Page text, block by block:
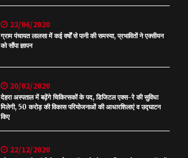
22/06/2020
ग्राम पंचायत लालसा में कई वर्षों से पानी की समस्या, प्रभावितों ने एक्सीयन
को सौंपा ज्ञापन
20/02/2020
देहरा अस्पताल में बढ़ेंगे चिकित्सकों के पद, डिजिटल एक्स-रे की सुविधा
मिलेगी, 50 करोड़ की विकास परियोजनाओं की आधारशिलाएं व उद्घाटन
किए
22/12/2020